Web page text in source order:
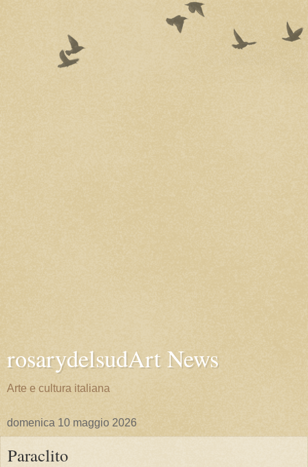
rosarydelsudArt News
Arte e cultura italiana
domenica 10 maggio 2026
Paraclito